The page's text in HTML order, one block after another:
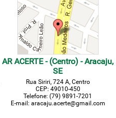
AR ACERTE - (Centro) - Aracaju,
SE
Rua Siriri, 724 A, Centro
CEP: 49010-450
Telefone: (79)9891-7201
E-mail: aracaju.acerte@gmail.com